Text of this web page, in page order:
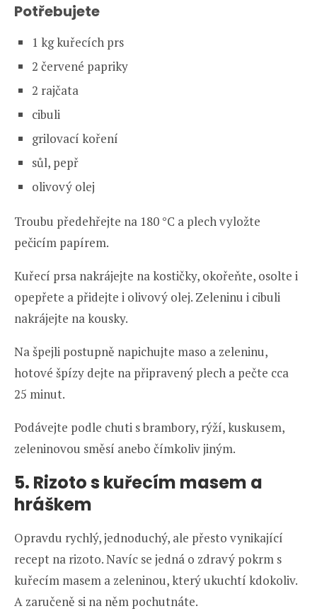
Potřebujete
1 kg kuřecích prs
2 červené papriky
2 rajčata
cibuli
grilovací koření
sůl, pepř
olivový olej
Troubu předehřejte na 180 °C a plech vyložte
pečicím papírem.
Kuřecí prsa nakrájejte na kostičky, okořeňte, osolte i
opepřete a přidejte i olivový olej. Zeleninu i cibuli
nakrájejte na kousky.
Na špejli postupně napichujte maso a zeleninu,
hotové špízy dejte na připravený plech a pečte cca
25 minut.
Podávejte podle chuti s brambory, rýží, kuskusem,
zeleninovou směsí anebo čímkoliv jiným.
5. Rizoto s kuřecím masem a
hráškem
Opravdu rychlý, jednoduchý, ale přesto vynikající
recept na rizoto. Navíc se jedná o zdravý pokrm s
kuřecím masem a zeleninou, který ukuchtí kdokoliv.
A zaručeně si na něm pochutnáte.